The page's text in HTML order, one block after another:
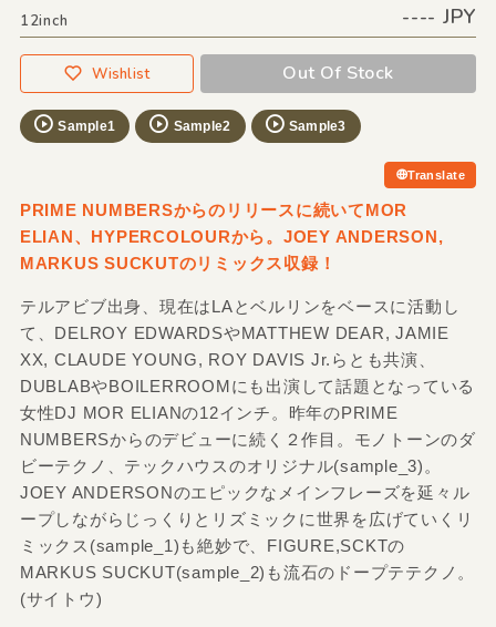
12inch ---- JPY
Wishlist Out Of Stock
Sample1 Sample2 Sample3
Translate
PRIME NUMBERSからのリリースに続いてMOR
ELIAN、HYPERCOLOURから。JOEY ANDERSON,
MARKUS SUCKUTのリミックス収録！
テルアビブ出身、現在はLAとベルリンをベースに活動し
て、DELROY EDWARDSやMATTHEW DEAR, JAMIE
XX, CLAUDE YOUNG, ROY DAVIS Jr.らとも共演、
DUBLABやBOILERROOMにも出演して話題となっている
女性DJ MOR ELIANの12インチ。昨年のPRIME
NUMBERSからのデビューに続く２作目。モノトーンのダ
ビーテクノ、テックハウスのオリジナル(sample_3)。
JOEY ANDERSONのエピックなメインフレーズを延々ル
ープしながらじっくりとリズミックに世界を広げていくリ
ミックス(sample_1)も絶妙で、FIGURE,SCKTの
MARKUS SUCKUT(sample_2)も流石のドープテテクノ。
(サイトウ)